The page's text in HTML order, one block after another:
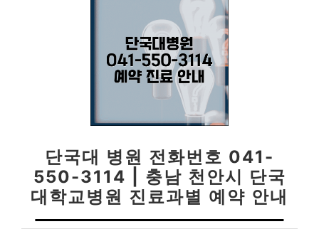
단국대 병원 전화번호 041-
550-3114 | 충남 천안시 단국
대학교병원 진료과별 예약 안내